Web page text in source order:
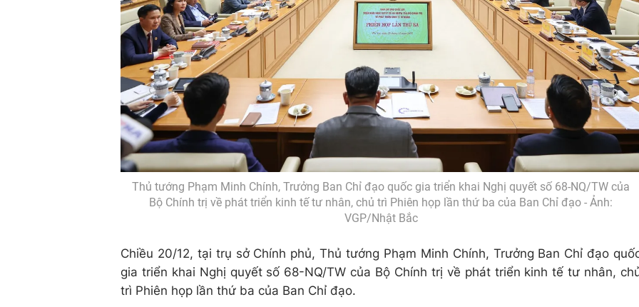
Thủ tướng Phạm Minh Chính, Trưởng Ban Chỉ đạo quốc gia triển khai Nghị quyết số 68-NQ/TW của
Bộ Chính trị về phát triển kinh tế tư nhân, chủ trì Phiên họp lần thứ ba của Ban Chỉ đạo - Ảnh:
VGP/Nhật Bắc
Chiều 20/12, tại trụ sở Chính phủ, Thủ tướng Phạm Minh Chính, Trưởng Ban Chỉ đạo
gia triển khai Nghị quyết số 68-NQ/TW của Bộ Chính trị về phát triển kinh tế tư nhân,
trì Phiên họp lần thứ ba của Ban Chỉ đạo.